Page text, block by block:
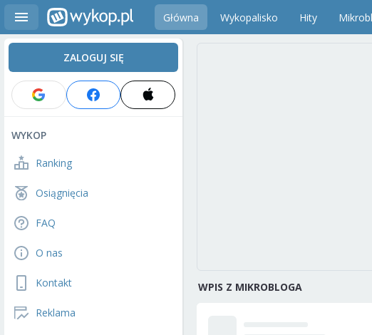
Główna Wykopalisko Hity
ZALOGUJ SIĘ
WYKOP
Ranking
Osiągnięcia
FAQ
O nas
Kontakt
Reklama
WPIS Z MIKROBLOGA